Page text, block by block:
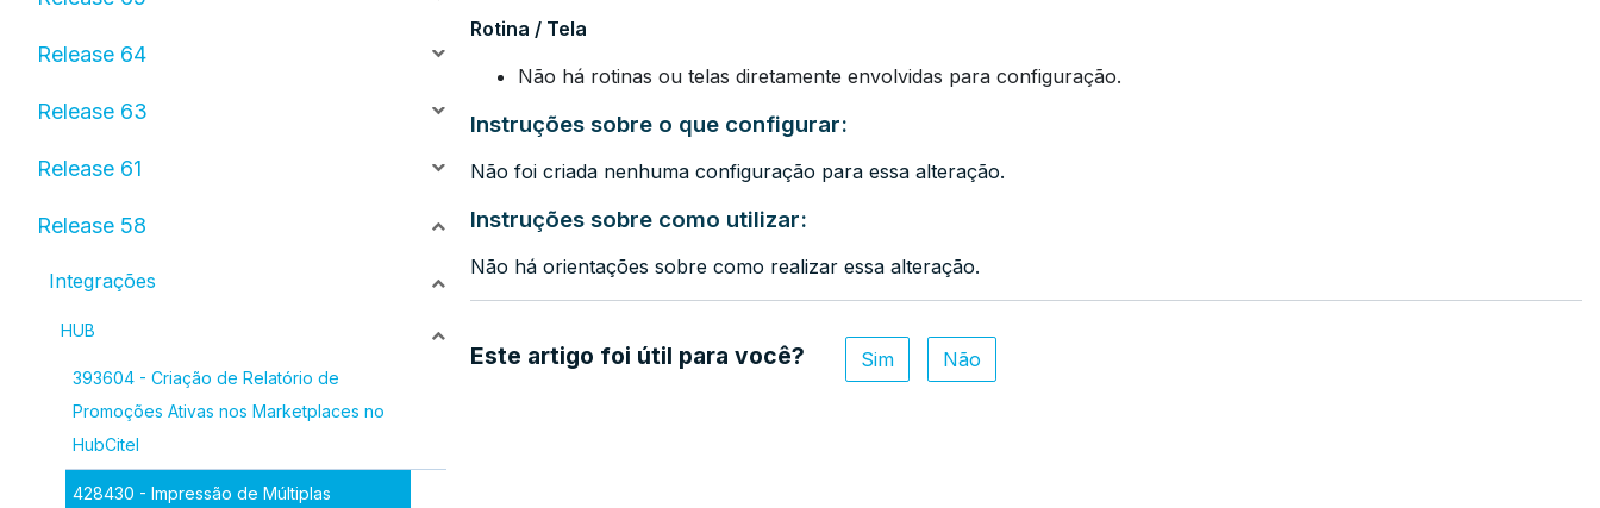
Release 64
Release 63
Release 61
Release 58
Integrações
HUB
393604 - Criação de Relatório de
Promoções Ativas nos Marketplaces no
HubCitel
428430 - Impressão de Múltiplas
Rotina / Tela
Não há rotinas ou telas diretamente envolvidas para configuração.
Instruções sobre o que configurar:
Não foi criada nenhuma configuração para essa alteração.
Instruções sobre como utilizar:
Não há orientações sobre como realizar essa alteração.
Este artigo foi útil para você? Sim Não